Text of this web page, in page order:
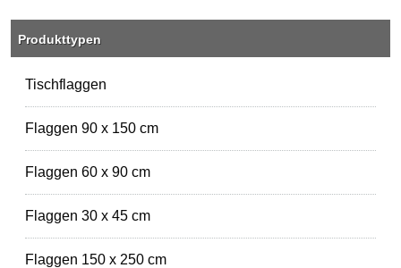
Produkttypen
Tischflaggen
Flaggen 90 x 150 cm
Flaggen 60 x 90 cm
Flaggen 30 x 45 cm
Flaggen 150 x 250 cm